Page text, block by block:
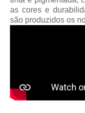
as cores e
são produzidos os